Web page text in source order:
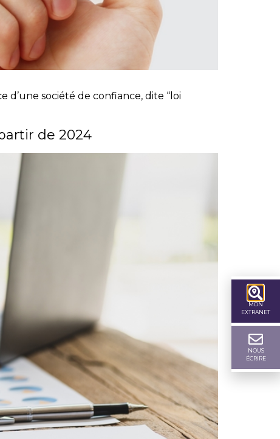
société de confiance, dite “loi
de 2024
MON
EXTRANET
NOUS
ÉCRIRE